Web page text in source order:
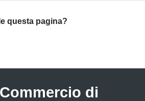
questa pagina?
di